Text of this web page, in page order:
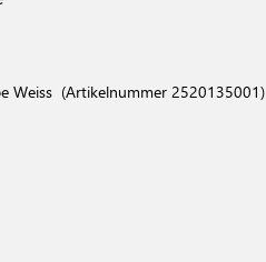
Weiss (Artikelnummer 2520135001)